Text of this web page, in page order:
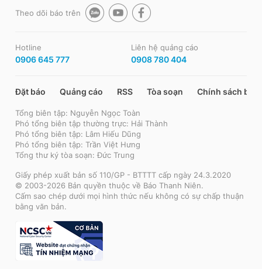
Theo dõi báo trên
Hotline
0906 645 777
Liên hệ quảng cáo
0908 780 404
Đặt báo Quảng cáo RSS Tòa soạn Chính sách bảo
Tổng biên tập: Nguyễn Ngọc Toàn
Phó tổng biên tập thường trực: Hải Thành
Phó tổng biên tập: Lâm Hiếu Dũng
Phó tổng biên tập: Trần Việt Hưng
Tổng thư ký tòa soạn: Đức Trung
Giấy phép xuất bản số 110/GP - BTTTT cấp ngày 24.3.2020
© 2003-2026 Bản quyền thuộc về Báo Thanh Niên.
Cấm sao chép dưới mọi hình thức nếu không có sự chấp thuận
bằng văn bản.